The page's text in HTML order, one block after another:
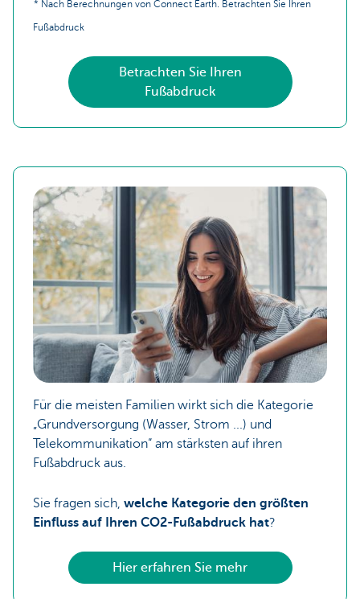
* Nach Berechnungen von Connect Earth. Betrachten Sie Ihren
Fußabdruck
Betrachten Sie Ihren
Fußabdruck
Für die meisten Familien wirkt sich die Kategorie
„Grundversorgung (Wasser, Strom ...) und
Telekommunikation“ am stärksten auf ihren
Fußabdruck aus.
Sie fragen sich, welche Kategorie den größten
Einfluss auf Ihren CO2-Fußabdruck hat?
Hier erfahren Sie mehr